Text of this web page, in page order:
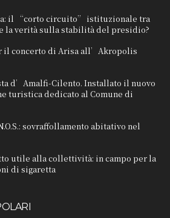
il “corto circuito” istituzionale tra
la verità sulla stabilità del presidio?
il concerto di Arisa all’Akropolis
d’Amalfi-Cilento. Installato il nuovo
turistica dedicato al Comune di
sovraffollamento abitativo nel
utile alla collettività: in campo per la
di sigaretta